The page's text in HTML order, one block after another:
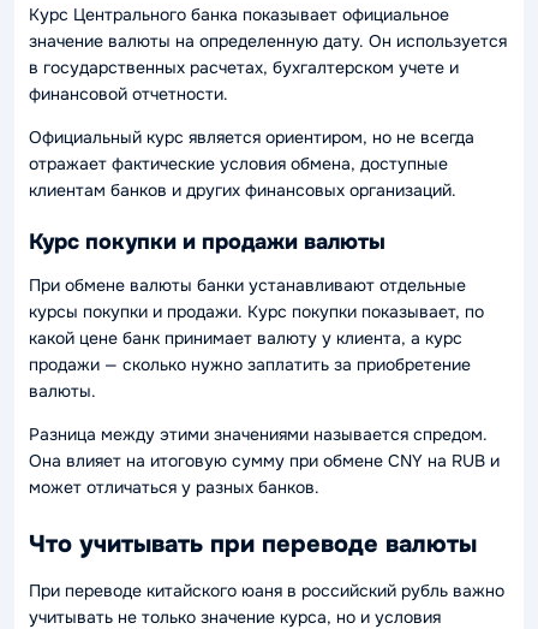
Курс Центрального банка показывает официальное
значение валюты на определенную дату. Он используется
в государственных расчетах, бухгалтерском учете и
финансовой отчетности.
Официальный курс является ориентиром, но не всегда
отражает фактические условия обмена, доступные
клиентам банков и других финансовых организаций.
Курс покупки и продажи валюты
При обмене валюты банки устанавливают отдельные
курсы покупки и продажи. Курс покупки показывает, по
какой цене банк принимает валюту у клиента, а курс
продажи — сколько нужно заплатить за приобретение
валюты.
Разница между этими значениями называется спредом.
Она влияет на итоговую сумму при обмене CNY на RUB и
может отличаться у разных банков.
Что учитывать при переводе валюты
При переводе китайского юаня в российский рубль важно
учитывать не только значение курса, но и условия